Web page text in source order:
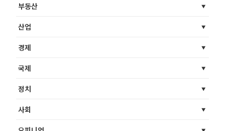
부동산
산업
경제
국제
정치
사회